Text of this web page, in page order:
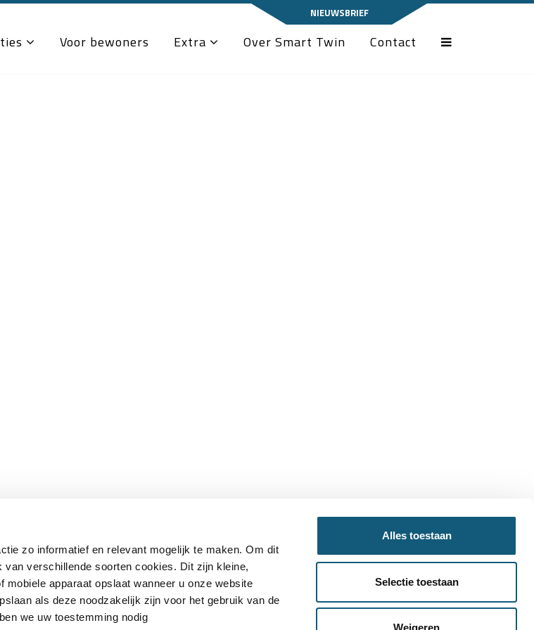
zo informatief en relevant mogelijk te maken. Om dit
verschillende soorten cookies. Dit zijn kleine,
apparaat opslaat wanneer u onze website
als deze noodzakelijk zijn voor het gebruik van de
we uw toestemming nodig
Alles toestaan
Selectie toestaan
Weigeren
Voor bewoners Extra Over Smart Twin Contact
NIEUWSBRIEF